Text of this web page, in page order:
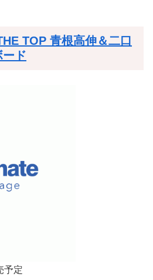
TOP 青根高伸＆二口
ド
予定